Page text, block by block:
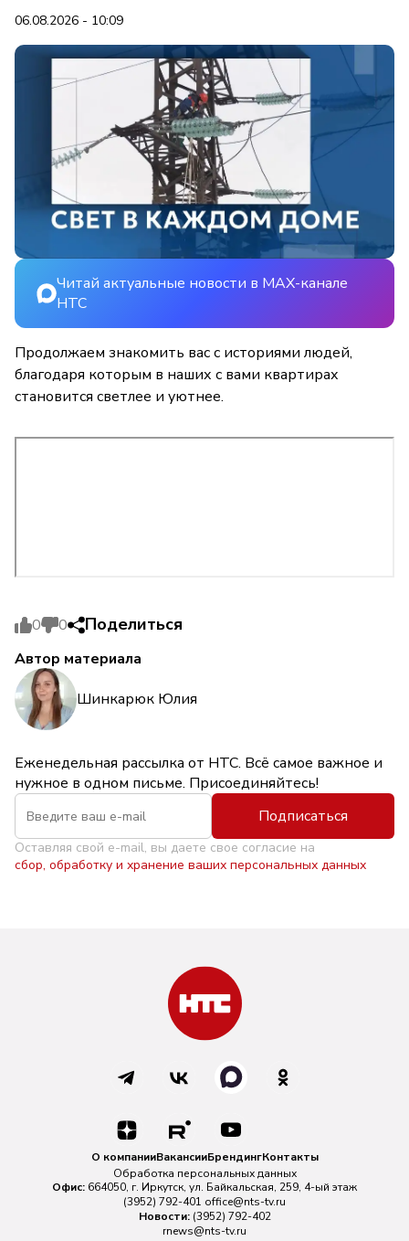
06.08.2026 - 10:09
Читай актуальные новости в MAX-канале
НТС
Продолжаем знакомить вас с историями людей,
благодаря которым в наших с вами квартирах
становится светлее и уютнее.
0 0 Поделиться
Автор материала
Шинкарюк Юлия
Еженедельная рассылка от НТС. Всё самое важное и
нужное в одном письме. Присоединяйтесь!
Подписаться
Оставляя свой e-mail, вы даете свое согласие на
сбор, обработку и хранение ваших персональных данных
О компанииВакансииБрендингКонтакты
Обработка персональных данных
Офис: 664050, г. Иркутск, ул. Байкальская, 259, 4-ый этаж
(3952) 792-401 office@nts-tv.ru
Новости: (3952) 792-402
rnews@nts-tv.ru